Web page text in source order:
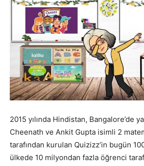
2015 yılında Hindistan, Bangalore’de
Cheenath ve Ankit Gupta isimli 2
tarafından kurulan Quizizz’in bugün
ülkede 10 milyondan fazla öğrenci